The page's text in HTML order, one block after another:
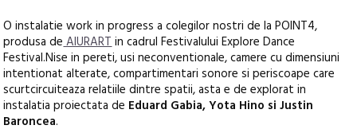
O instalatie work in progress a colegilor nostri de la POINT4,
produsa deAIURARTin cadrul Festivalului Explore Dance
Festival.Nise in pereti, usi neconventionale, camere cu dimensiuni
intentionat alterate, compartimentari sonore si periscoape care
scurtcircuiteaza relatiile dintre spatii, asta e de explorat in
instalatia proiectata de Eduard Gabia, Yota Hino si Justin
Baroncea.